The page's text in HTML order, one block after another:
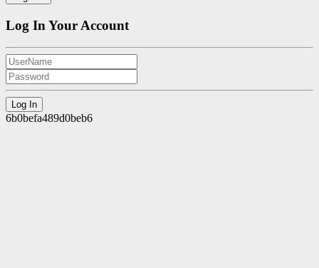
Log In Your Account
6b0befa489d0beb6